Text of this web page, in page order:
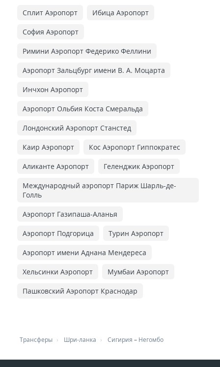
Сплит Аэропорт Ибица Аэропорт
София Аэропорт
Римини Аэропорт Федерико Феллини
Аэропорт Зальцбург имени В. А. Моцарта
Инчхон Аэропорт
Аэропорт Ольбия Коста Смеральда
Лондонский Аэропорт Станстед
Каир Аэропорт Кос Аэропорт Гиппократес
Аликанте Аэропорт Геленджик Аэропорт
Международный аэропорт Париж Шарль-де-
Голль
Аэропорт Газипаша-Аланья
Аэропорт Подгорица Турин Аэропорт
Аэропорт имени Аднана Мендереса
Хельсинки Аэропорт Мумбаи Аэропорт
Пашковский Аэропорт Краснодар
Трансферы Шри-ланка Сигирия – Негомбо